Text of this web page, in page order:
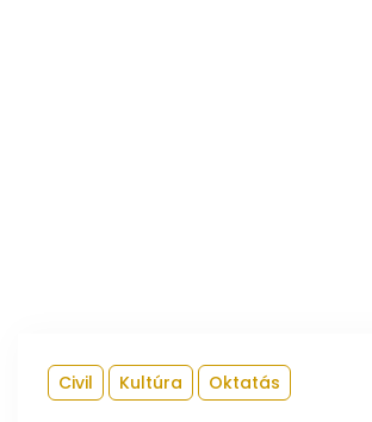
Civil Kultúra Oktatás